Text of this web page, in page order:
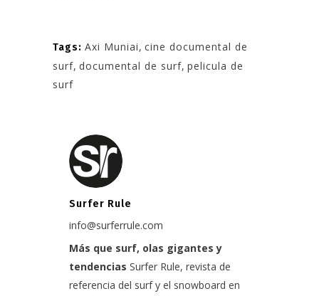
Tags: Axi Muniai, cine documental de
surf, documental de surf, pelicula de
surf
Surfer Rule
info@surferrule.com
Más que surf, olas gigantes y
tendencias Surfer Rule, revista de
referencia del surf y el snowboard en